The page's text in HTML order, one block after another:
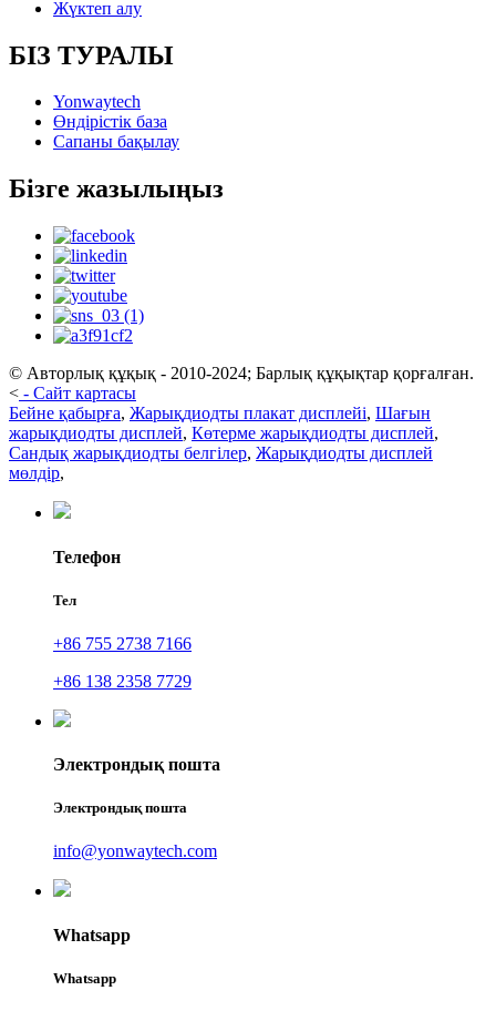
Жүктеп алу
БІЗ ТУРАЛЫ
Yonwaytech
Өндірістік база
Сапаны бақылау
Бізге жазылыңыз
© Авторлық құқық - 2010-2024; Барлық құқықтар қорғалған.
< - Сайт картасы
Бейне қабырға, Жарықдиодты плакат дисплейі, Шағын
жарықдиодты дисплей, Көтерме жарықдиодты дисплей,
Сандық жарықдиодты белгілер, Жарықдиодты дисплей
мөлдір,
Телефон
Тел
+86 755 2738 7166
+86 138 2358 7729
Электрондық пошта
Электрондық пошта
info@yonwaytech.com
Whatsapp
Whatsapp